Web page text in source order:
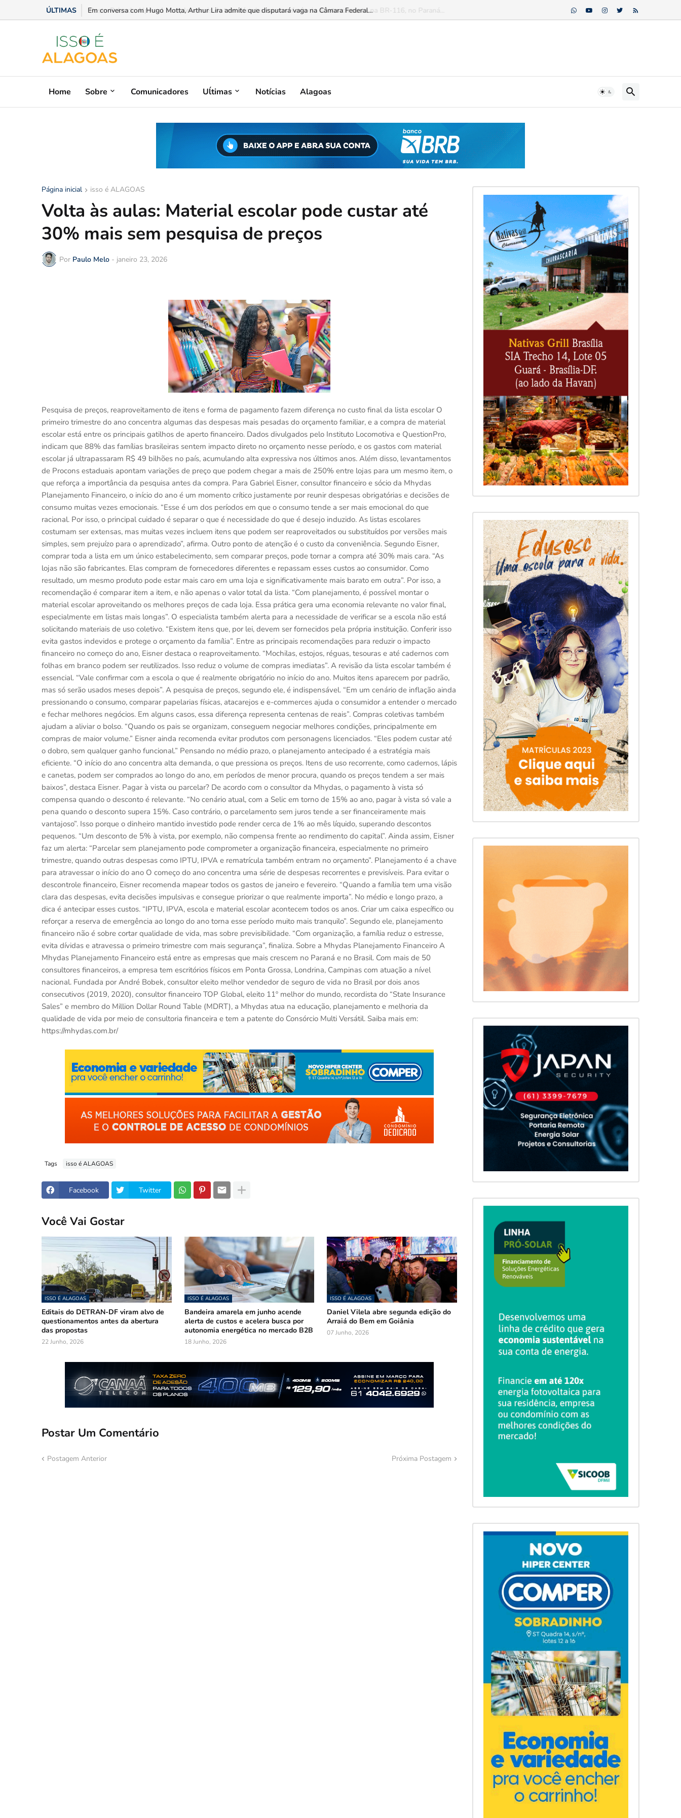
ÚLTIMAS Em conversa com Hugo Motta, Arthur Lira admite que disputará vaga na Câmara Federal...
Home Sobre Comunicadores Uĺtimas Notícias Alagoas
Página inicial isso é ALAGOAS
Volta às aulas: Material escolar pode custar até
30% mais sem pesquisa de preços
Por Paulo Melo - janeiro 23, 2026
Pesquisa de preços, reaproveitamento de itens e forma de pagamento fazem diferença no custo final da lista escolar O
primeiro trimestre do ano concentra algumas das despesas mais pesadas do orçamento familiar, e a compra de material
escolar está entre os principais gatilhos de aperto financeiro. Dados divulgados pelo Instituto Locomotiva e QuestionPro,
indicam que 88% das famílias brasileiras sentem impacto direto no orçamento nesse período, e os gastos com material
escolar já ultrapassaram R$ 49 bilhões no país, acumulando alta expressiva nos últimos anos. Além disso, levantamentos
de Procons estaduais apontam variações de preço que podem chegar a mais de 250% entre lojas para um mesmo item, o
que reforça a importância da pesquisa antes da compra. Para Gabriel Eisner, consultor financeiro e sócio da Mhydas
Planejamento Financeiro, o início do ano é um momento crítico justamente por reunir despesas obrigatórias e decisões de
consumo muitas vezes emocionais. “Esse é um dos períodos em que o consumo tende a ser mais emocional do que
racional. Por isso, o principal cuidado é separar o que é necessidade do que é desejo induzido. As listas escolares
costumam ser extensas, mas muitas vezes incluem itens que podem ser reaproveitados ou substituídos por versões mais
simples, sem prejuízo para o aprendizado”, afirma. Outro ponto de atenção é o custo da conveniência. Segundo Eisner,
comprar toda a lista em um único estabelecimento, sem comparar preços, pode tornar a compra até 30% mais cara. “As
lojas não são fabricantes. Elas compram de fornecedores diferentes e repassam esses custos ao consumidor. Como
resultado, um mesmo produto pode estar mais caro em uma loja e significativamente mais barato em outra”. Por isso, a
recomendação é comparar item a item, e não apenas o valor total da lista. “Com planejamento, é possível montar o
material escolar aproveitando os melhores preços de cada loja. Essa prática gera uma economia relevante no valor final,
especialmente em listas mais longas”. O especialista também alerta para a necessidade de verificar se a escola não está
solicitando materiais de uso coletivo. “Existem itens que, por lei, devem ser fornecidos pela própria instituição. Conferir isso
evita gastos indevidos e protege o orçamento da família”. Entre as principais recomendações para reduzir o impacto
financeiro no começo do ano, Eisner destaca o reaproveitamento. “Mochilas, estojos, réguas, tesouras e até cadernos com
folhas em branco podem ser reutilizados. Isso reduz o volume de compras imediatas”. A revisão da lista escolar também é
essencial. “Vale confirmar com a escola o que é realmente obrigatório no início do ano. Muitos itens aparecem por padrão,
mas só serão usados meses depois”. A pesquisa de preços, segundo ele, é indispensável. “Em um cenário de inflação ainda
pressionando o consumo, comparar papelarias físicas, atacarejos e e-commerces ajuda o consumidor a entender o mercado
e fechar melhores negócios. Em alguns casos, essa diferença representa centenas de reais”. Compras coletivas também
ajudam a aliviar o bolso. “Quando os pais se organizam, conseguem negociar melhores condições, principalmente em
compras de maior volume.” Eisner ainda recomenda evitar produtos com personagens licenciados. “Eles podem custar até
o dobro, sem qualquer ganho funcional.” Pensando no médio prazo, o planejamento antecipado é a estratégia mais
eficiente. “O início do ano concentra alta demanda, o que pressiona os preços. Itens de uso recorrente, como cadernos, lápis
e canetas, podem ser comprados ao longo do ano, em períodos de menor procura, quando os preços tendem a ser mais
baixos”, destaca Eisner. Pagar à vista ou parcelar? De acordo com o consultor da Mhydas, o pagamento à vista só
compensa quando o desconto é relevante. “No cenário atual, com a Selic em torno de 15% ao ano, pagar à vista só vale a
pena quando o desconto supera 15%. Caso contrário, o parcelamento sem juros tende a ser financeiramente mais
vantajoso”. Isso porque o dinheiro mantido investido pode render cerca de 1% ao mês líquido, superando descontos
pequenos. “Um desconto de 5% à vista, por exemplo, não compensa frente ao rendimento do capital”. Ainda assim, Eisner
faz um alerta: “Parcelar sem planejamento pode comprometer a organização financeira, especialmente no primeiro
trimestre, quando outras despesas como IPTU, IPVA e rematrícula também entram no orçamento”. Planejamento é a chave
para atravessar o início do ano O começo do ano concentra uma série de despesas recorrentes e previsíveis. Para evitar o
descontrole financeiro, Eisner recomenda mapear todos os gastos de janeiro e fevereiro. “Quando a família tem uma visão
clara das despesas, evita decisões impulsivas e consegue priorizar o que realmente importa”. No médio e longo prazo, a
dica é antecipar esses custos. “IPTU, IPVA, escola e material escolar acontecem todos os anos. Criar um caixa específico ou
reforçar a reserva de emergência ao longo do ano torna esse período muito mais tranquilo”. Segundo ele, planejamento
financeiro não é sobre cortar qualidade de vida, mas sobre previsibilidade. “Com organização, a família reduz o estresse,
evita dívidas e atravessa o primeiro trimestre com mais segurança”, finaliza. Sobre a Mhydas Planejamento Financeiro A
Mhydas Planejamento Financeiro está entre as empresas que mais crescem no Paraná e no Brasil. Com mais de 50
consultores financeiros, a empresa tem escritórios físicos em Ponta Grossa, Londrina, Campinas com atuação a nível
nacional. Fundada por André Bobek, consultor eleito melhor vendedor de seguro de vida no Brasil por dois anos
consecutivos (2019, 2020), consultor financeiro TOP Global, eleito 11º melhor do mundo, recordista do “State Insurance
Sales” e membro do Million Dollar Round Table (MDRT), a Mhydas atua na educação, planejamento e melhoria da
qualidade de vida por meio de consultoria financeira e tem a patente do Consórcio Multi Versátil. Saiba mais em:
https://mhydas.com.br/
Tags isso é ALAGOAS
Facebook Twitter
Você Vai Gostar
ISSO É ALAGOAS
Editais do DETRAN-DF viram alvo de
questionamentos antes da abertura
das propostas
22 Junho, 2026
ISSO É ALAGOAS
Bandeira amarela em junho acende
alerta de custos e acelera busca por
autonomia energética no mercado B2B
18 Junho, 2026
ISSO É ALAGOAS
Daniel Vilela abre segunda edição do
Arraiá do Bem em Goiânia
07 Junho, 2026
Postar Um Comentário
Postagem Anterior Próxima Postagem